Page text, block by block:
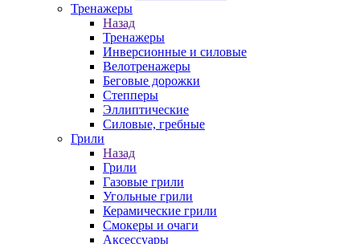
Тренажеры
Назад
Тренажеры
Инверсионные и силовые
Велотренажеры
Беговые дорожки
Степперы
Эллиптические
Силовые, гребные
Грили
Назад
Грили
Газовые грили
Угольные грили
Керамические грили
Смокеры и очаги
Аксессуары